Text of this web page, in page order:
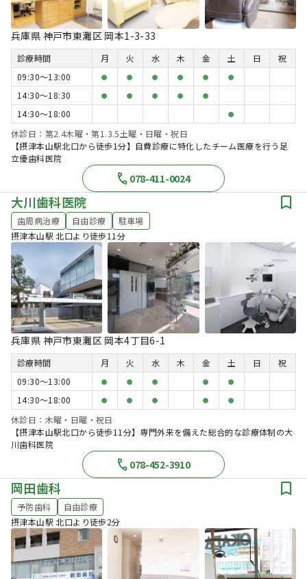
兵庫県 神戸市東灘区 岡本1-3-33
診療時間 月 火 水 木 金 土 日
祝
09:30〜13:00
● ● ● ● ● ●
14:30〜18:30 ● ● ● ● ●
14:30〜18:00 ●
休診日：第2.4木曜・第1.3.5土曜・日曜・祝日
【摂津本山駅北口から徒歩1分】自費診療に特化したチーム医療を行う足
立優歯科医院
078-411-0024
大川歯科医院
歯周病治療 自由診療
駐車場
摂津本山駅 北口より徒歩11分
兵庫県 神戸市東灘区 岡本4丁目6-1
診療時間 月 火 水 木 金 土 日
祝
09:30〜13:00
● ● ● ● ●
14:30〜18:00 ● ● ● ● ●
休診日：木曜・日曜・祝日
【摂津本山駅北口から徒歩11分】専門外来を備えた総合的な診療体制の大
川歯科医院
078-452-3910
岡田歯科
予防歯科
自由診療
摂津本山駅 北口より徒歩2分